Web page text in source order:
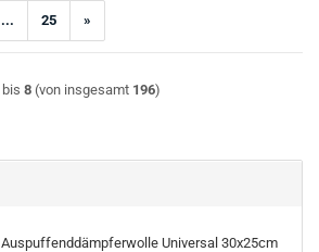
... 25 »
bis 8 (von insgesamt 196)
Auspuffenddämpferwolle Universal 30x25cm